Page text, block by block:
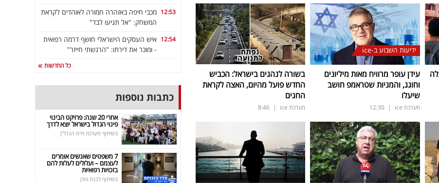
ידיעות השבוע ב-ice
עידן עופר מרוויח מאות מיליונים
וחוגג, והמניות שטראמפ חושב
שיעלו
מערכת ice |
12:30
בשורה לנהגים בישראל: הכביש
החדש פועל מהיום, האצה לקראת
החגים
מערכת ice |
8:46
12:53 מכבי חיפה באזהרה חמורה לאוהדים לקראת
המשחק: "אל תגיעו לבד"
12:54 איש העסקים הישראלי חושף דרמה רפואית
- ומוכר את דירתו: "הרגשתי חייזר"
כל החדשות
כתבות נוספות
אחרי 20 שנה: פרויקט הבינוי
פינוי הגדול בישראל יוצא לדרך
בשיתוף מערכת זירת הנדל"ן
7 משפטים שאנשים אומרים
לעצמם – ועלולים לעלות להם
בזכויות רפואיות
בשיתוף לבנת פורן